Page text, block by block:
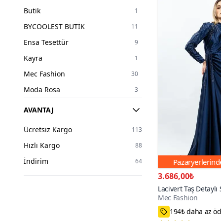
50 21
52 12
54 7
56 2
Butik 1
BYCOOLEST BUTİK 11
Ensa Tesettür 9
Kayra 1
Mec Fashion 30
Moda Rosa 3
Modamihram
XXL BUTİK
AVANTAJ
Ücretsiz Kargo 113
Hızlı Kargo 88
İndirim 64
3.686,00₺
Lacivert Taş
Abiye Elbise
Mec Fashion